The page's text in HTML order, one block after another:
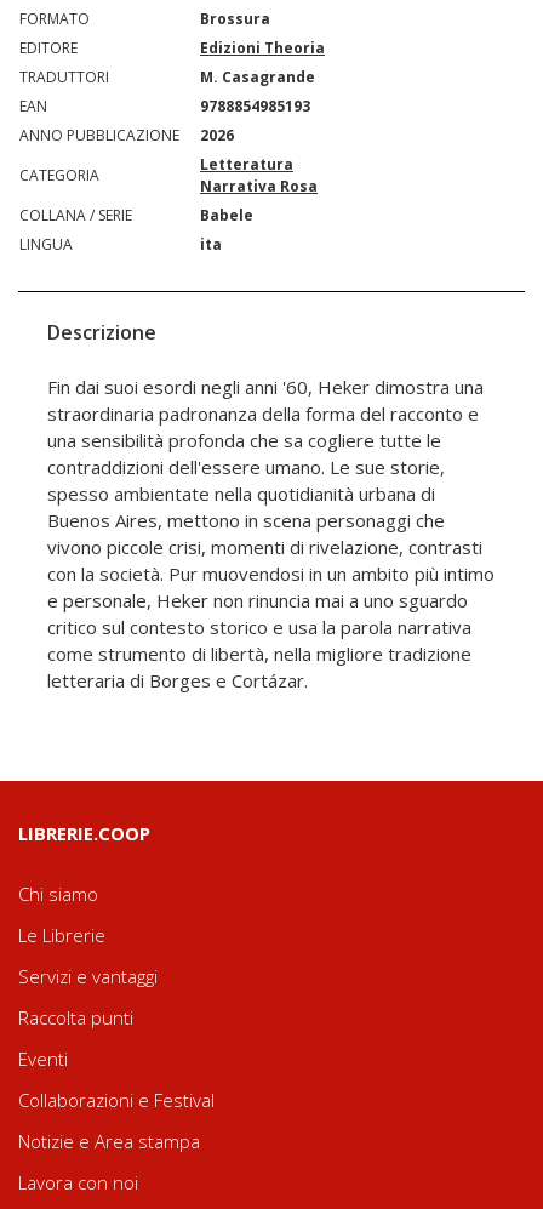
FORMATO
Brossura
EDITORE
Edizioni Theoria
TRADUTTORI
M. Casagrande
EAN
9788854985193
ANNO PUBBLICAZIONE
2026
CATEGORIA
Letteratura
Narrativa Rosa
COLLANA / SERIE
Babele
LINGUA
ita
Descrizione
Fin dai suoi esordi negli anni '60, Heker dimostra una
straordinaria padronanza della forma del racconto e
una sensibilità profonda che sa cogliere tutte le
contraddizioni dell'essere umano. Le sue storie,
spesso ambientate nella quotidianità urbana di
Buenos Aires, mettono in scena personaggi che
vivono piccole crisi, momenti di rivelazione, contrasti
con la società. Pur muovendosi in un ambito più intimo
e personale, Heker non rinuncia mai a uno sguardo
critico sul contesto storico e usa la parola narrativa
come strumento di libertà, nella migliore tradizione
letteraria di Borges e Cortázar.
LIBRERIE.COOP
Chi siamo
Le Librerie
Servizi e vantaggi
Raccolta punti
Eventi
Collaborazioni e Festival
Notizie e Area stampa
Lavora con noi